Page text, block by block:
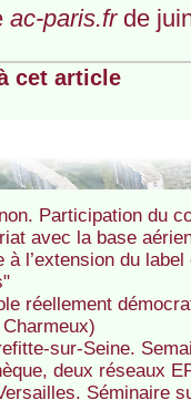
ac-paris.frde
cet article
Participation du
avec la base
à l’extension du
réellement
sur-Seine.
deux réseaux
Séminaire